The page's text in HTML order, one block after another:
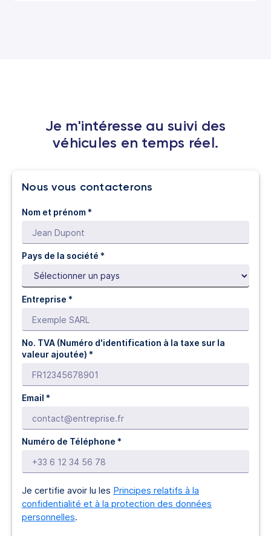
Je m'intéresse au suivi des
véhicules en temps réel.
Nous vous contacterons
Nom et prénom *
Pays de la société *
Entreprise *
No. TVA (Numéro d'identification à la taxe sur la
valeur ajoutée) *
Email *
Numéro de Téléphone *
Je certifie avoir lu les Principes relatifs à la
confidentialité et à la protection des données
personnelles.